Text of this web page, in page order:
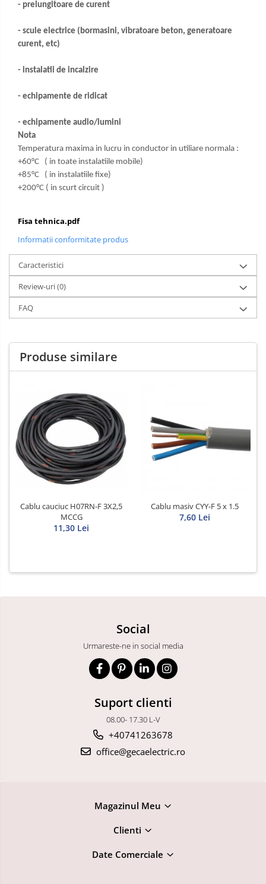
- prelungitoare de curent
- scule electrice (bormasini, vibratoare beton, generatoare
curent, etc)
- instalatii de incalzire
- echipamente de ridicat
- echipamente audio/lumini
Nota
Temperatura maxima in lucru in conductor in utiliare normala :
+60°C ( in toate instalatiile mobile)
+85°C ( in instalatiile fixe)
+200°C ( in scurt circuit )
Fisa tehnica.pdf
Informatii conformitate produs
Caracteristici
Review-uri(0)
FAQ
Produse similare
Cablu cauciuc H07RN-F 3X2,5
MCCG
11,30 Lei
Cablu masiv CYY-F 5 x 1.5
7,60 Lei
Social
Urmareste-ne in social media
Suport clienti
08.00- 17.30 L-V
+40741263678
office@gecaelectric.ro
Magazinul Meu
Clienti
Date Comerciale